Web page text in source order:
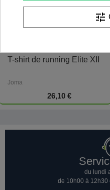
T-shirt de running Elite XII
Joma
26,10 €
du lundi
de 10h00 à 12h30
tune